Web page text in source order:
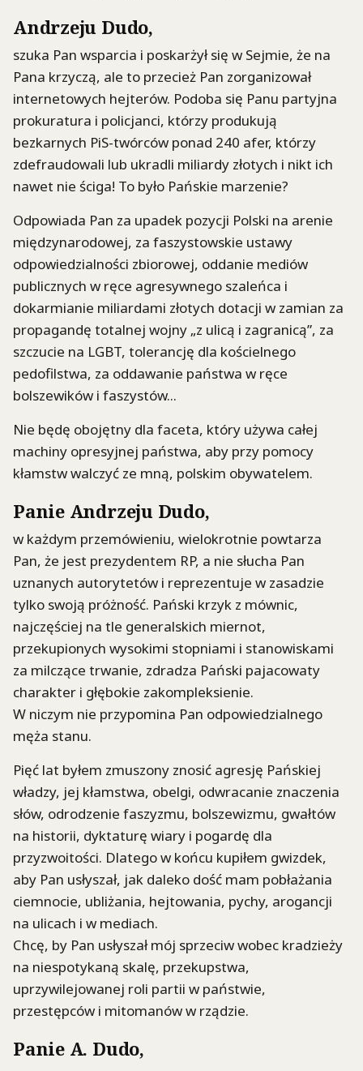
Andrzeju Dudo,
szuka Pan wsparcia i poskarżył się w Sejmie, że na
Pana krzyczą, ale to przecież Pan zorganizował
internetowych hejterów. Podoba się Panu partyjna
prokuratura i policjanci, którzy produkują
bezkarnych PiS-twórców ponad 240 afer, którzy
zdefraudowali lub ukradli miliardy złotych i nikt ich
nawet nie ściga! To było Pańskie marzenie?
Odpowiada Pan za upadek pozycji Polski na arenie
międzynarodowej, za faszystowskie ustawy
odpowiedzialności zbiorowej, oddanie mediów
publicznych w ręce agresywnego szaleńca i
dokarmianie miliardami złotych dotacji w zamian za
propagandę totalnej wojny „z ulicą i zagranicą”, za
szczucie na LGBT, tolerancję dla kościelnego
pedofilstwa, za oddawanie państwa w ręce
bolszewików i faszystów...
Nie będę obojętny dla faceta, który używa całej
machiny opresyjnej państwa, aby przy pomocy
kłamstw walczyć ze mną, polskim obywatelem.
Panie Andrzeju Dudo,
w każdym przemówieniu, wielokrotnie powtarza
Pan, że jest prezydentem RP, a nie słucha Pan
uznanych autorytetów i reprezentuje w zasadzie
tylko swoją próżność. Pański krzyk z mównic,
najczęściej na tle generalskich miernot,
przekupionych wysokimi stopniami i stanowiskami
za milczące trwanie, zdradza Pański pajacowaty
charakter i głębokie zakompleksienie.
W niczym nie przypomina Pan odpowiedzialnego
męża stanu.
Pięć lat byłem zmuszony znosić agresję Pańskiej
władzy, jej kłamstwa, obelgi, odwracanie znaczenia
słów, odrodzenie faszyzmu, bolszewizmu, gwałtów
na historii, dyktaturę wiary i pogardę dla
przyzwoitości. Dlatego w końcu kupiłem gwizdek,
aby Pan usłyszał, jak daleko dość mam pobłażania
ciemnocie, ubliżania, hejtowania, pychy, arogancji
na ulicach i w mediach.
Chcę, by Pan usłyszał mój sprzeciw wobec kradzieży
na niespotykaną skalę, przekupstwa,
uprzywilejowanej roli partii w państwie,
przestępców i mitomanów w rządzie.
Panie A. Dudo,